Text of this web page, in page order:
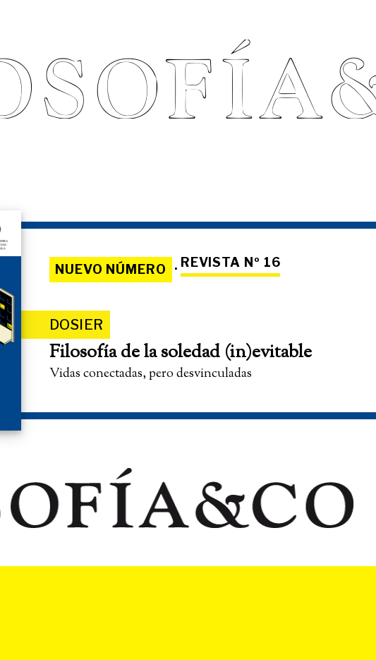
NUEVO NÚMERO · REVISTA Nº 16
DOSIER
Filosofía de la soledad (in)evitable
Vidas conectadas, pero desvinculadas